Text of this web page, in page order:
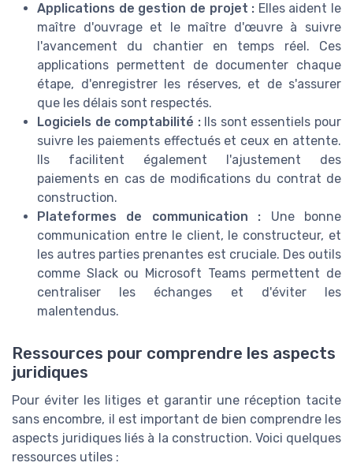
Applications de gestion de projet : Elles aident le
maître d'ouvrage et le maître d'œuvre à suivre
l'avancement du chantier en temps réel. Ces
applications permettent de documenter chaque
étape, d'enregistrer les réserves, et de s'assurer
que les délais sont respectés.
Logiciels de comptabilité :Ils sont essentiels pour
suivre les paiements effectués et ceux en attente.
Ils facilitent également l'ajustement des
paiements en cas de modifications du contrat de
construction.
Plateformes de communication : Une bonne
communication entre le client, le constructeur, et
les autres parties prenantes est cruciale. Des outils
comme Slack ou Microsoft Teams permettent de
centraliser les échanges et d'éviter les
malentendus.
Ressources pour comprendre les aspects
juridiques
Pour éviter les litiges et garantir une réception tacite
sans encombre, il est important de bien comprendre les
aspects juridiques liés à la construction. Voici quelques
ressources utiles :